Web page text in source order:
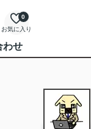
お気に入り
0
わせ